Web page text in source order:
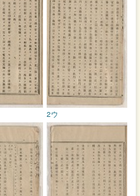
2ウ